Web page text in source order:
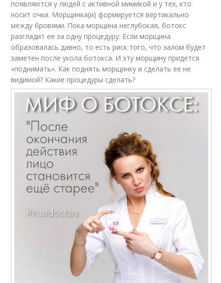
появляются у людей с активной мимикой и у тех, кто
носит очки. Морщинка(и) формируется вертикально
между бровями. Пока морщина неглубокая, ботокс
разгладит ее за одну процедуру. Если морщина
образовалась давно, то есть риск того, что залом будет
заметен после укола ботокса. И эту морщину придется
«поднимать». Как поднять морщинку и сделать ее не
видимой? Какие процедуры сделать?